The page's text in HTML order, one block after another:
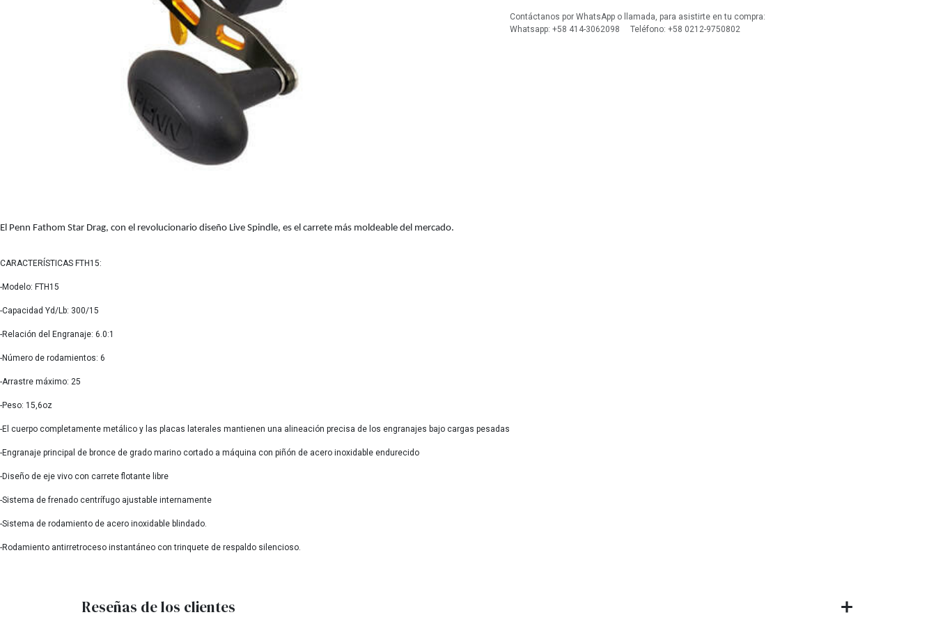
Contáctanos por WhatsApp o llamada, para asistirte en tu compra:
Whatsapp: +58 414-3062098 Teléfono: +58 0212-9750802
El Penn Fathom Star Drag, con el revolucionario diseño Live Spindle, es el carrete más moldeable del mercado.
CARACTERÍSTICAS FTH15:
-Modelo: FTH15
-Capacidad Yd/Lb: 300/15
-Relación del Engranaje: 6.0:1
-Número de rodamientos: 6
-Arrastre máximo: 25
-Peso: 15,6oz
-El cuerpo completamente metálico y las placas laterales mantienen una alineación precisa de los engranajes bajo cargas pesadas
-Engranaje principal de bronce de grado marino cortado a máquina con piñón de acero inoxidable endurecido
-Diseño de eje vivo con carrete flotante libre
-Sistema de frenado centrífugo ajustable internamente
-Sistema de rodamiento de acero inoxidable blindado.
-Rodamiento antirretroceso instantáneo con trinquete de respaldo silencioso.
Reseñas de los clientes